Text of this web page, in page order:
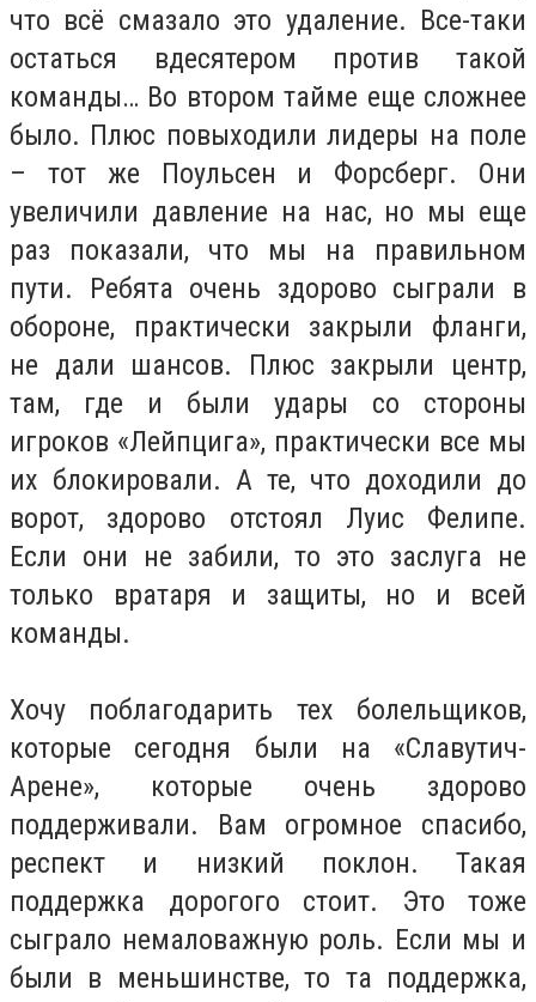
что всё смазало это удаление. Все-таки
остаться вдесятером против такой
команды… Во втором тайме еще сложнее
было. Плюс повыходили лидеры на поле
– тот же Поульсен и Форсберг. Они
увеличили давление на нас, но мы еще
раз показали, что мы на правильном
пути. Ребята очень здорово сыграли в
обороне, практически закрыли фланги,
не дали шансов. Плюс закрыли центр,
там, где и были удары со стороны
игроков «Лейпцига», практически все мы
их блокировали. А те, что доходили до
ворот, здорово отстоял Луис Фелипе.
Если они не забили, то это заслуга не
только вратаря и защиты, но и всей
команды.
Хочу поблагодарить тех болельщиков,
которые сегодня были на «Славутич-
Арене», которые очень здорово
поддерживали. Вам огромное спасибо,
респект и низкий поклон. Такая
поддержка дорогого стоит. Это тоже
сыграло немаловажную роль. Если мы и
были в меньшинстве, то та поддержка,